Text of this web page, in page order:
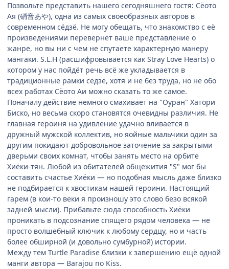
Позвольте представить нашего сегодняшнего гостя: Сёото
Ая (硝音あや), одна из самых своеобразных авторов в
современном сёдзё. Не могу обещать, что знакомство с её
произведениями перевернёт ваше представление о
жанре, но вы ни с чем не спутаете характерную манеру
мангаки. S.L.H (расшифровывается как Stray Love Hearts) о
котором у нас пойдёт речь всё же укладывается в
традиционные рамки сёдзё, хотя и не без труда, но не обо
всех работах Сёото Аи можно сказать то же самое.
Поначалу действие немного смахивает на "Оуран" Хатори
Биско, но весьма скоро становятся очевидны различия. Не
главная героиня на удивление удачно вливается в
дружный мужской коллектив, но яойные мальчики один за
другим покидают добровольное заточение за закрытыми
дверьми своих комнат, чтобы занять место на орбите
Хиёки-тян. Любой из обитателей общежития "S" мог бы
составить счастье Хиёки — но подобная мысль даже близко
не подбирается к хвостикам нашей героини. Настоящий
гарем (в кои-то веки я произношу это слово безо всякой
задней мысли). Прибавьте сюда способность Хиёки
проникать в подсознание спящего рядом человека — не
просто волшебный ключик к любому сердцу, но и часть
более обширной (и довольно сумбурной) истории.
Между тем Turtle Paradise близки к завершению ещё одной
манги автора — Barajou no Kiss.